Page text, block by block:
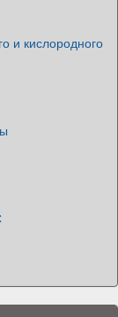
и кислородного